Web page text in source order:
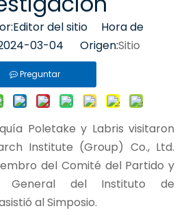
del sitio Hora de
03-04 Origen:Sitio
Preguntar
Poletake y Labris visitaron
Institute (Group) Co., Ltd.
del Comité del Partido y
General del Instituto de
al Simposio.